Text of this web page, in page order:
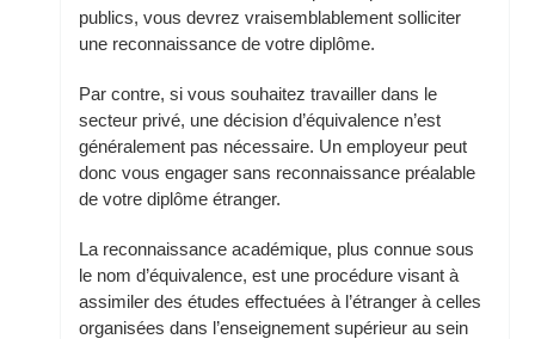
publics, vous devrez vraisemblablement solliciter
une reconnaissance de votre diplôme.
Par contre, si vous souhaitez travailler dans le
secteur privé, une décision d’équivalence n’est
généralement pas nécessaire. Un employeur peut
donc vous engager sans reconnaissance préalable
de votre diplôme étranger.
La reconnaissance académique, plus connue sous
le nom d’équivalence, est une procédure visant à
assimiler des études effectuées à l’étranger à celles
organisées dans l’enseignement supérieur au sein